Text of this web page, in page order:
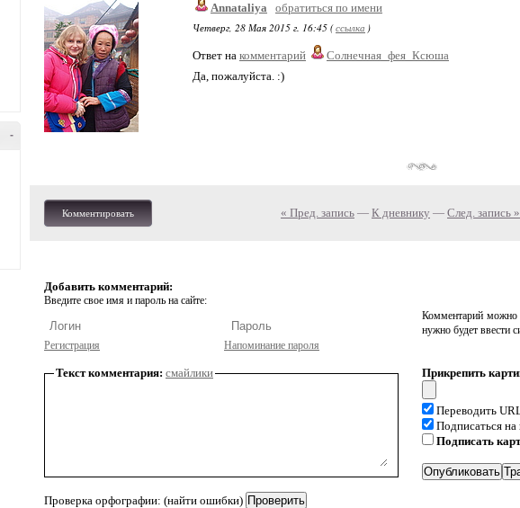
-
Annataliya
обратиться по имени
Четверг, 28 Мая 2015 г. 16:45 (ссылка )
Ответ на комментарий
Солнечная_фея_Ксюша
Да, пожалуйста. :)
Комментировать « Пред. запись — К дневнику — След. запись »
Добавить комментарий:
Введите свое имя и пароль на сайте:
Регистрация Напоминание пароля
Комментарий можно
нужно будет ввести
Текст комментария: смайлики
Проверка орфографии: (найти ошибки)
Прикрепить
Переводить
Подписаться
Подписать